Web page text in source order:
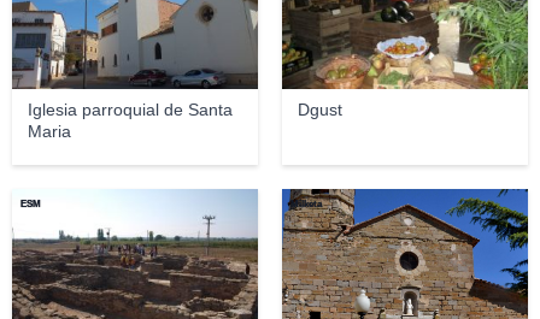
Iglesia parroquial de Santa
Maria
Dgust
ESM Milketa